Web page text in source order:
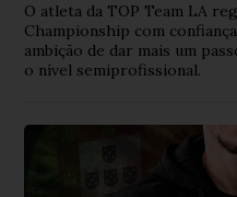
O atleta da TOP Team LA
Championship com
ambição de dar mais um
o nível semiprofissional.